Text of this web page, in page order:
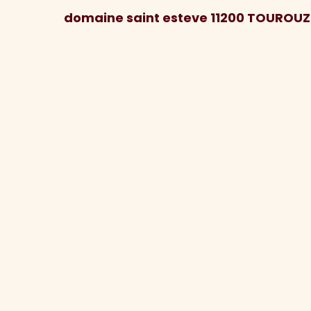
domaine saint esteve 11200